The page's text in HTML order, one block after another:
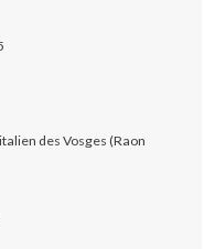
des Vosges (Raon